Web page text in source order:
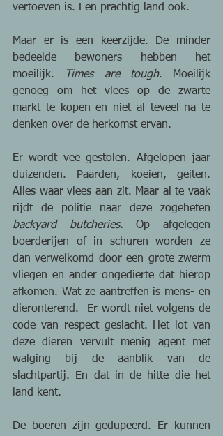
vertoeven is. Een prachtig land ook.
Maar er is een keerzijde. De minder
bedeelde bewoners hebben het
moeilijk.
Times are tough. Moeilijk
genoeg om het vlees op de zwarte
markt te kopen en niet al teveel na te
denken over de herkomst ervan.
Er wordt vee gestolen. Afgelopen jaar
duizenden. Paarden, koeien, geiten.
Alles waar vlees aan zit. Maar al te vaak
backyard butcheries. Op afgelegen
boerderijen of in schuren worden ze
dan verwelkomd door een grote zwerm
vliegen en ander ongedierte dat hierop
afkomen. Wat ze aantreffen is mens- en
dieronterend.  Er wordt niet volgens de
code van respect geslacht. Het lot van
deze dieren vervult menig agent met
walging bij de aanblik van de
slachtpartij. En dat in de hitte die het
land kent.
De boeren zijn gedupeerd. Er kunnen